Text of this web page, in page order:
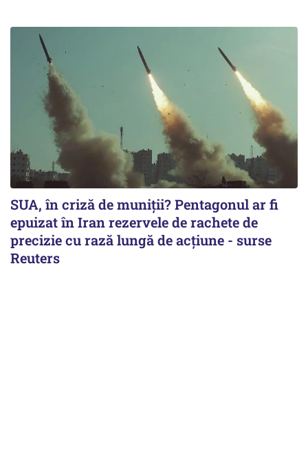
SUA, în criză de muniții? Pentagonul ar fi
epuizat în Iran rezervele de rachete de
precizie cu rază lungă de acţiune - surse
Reuters